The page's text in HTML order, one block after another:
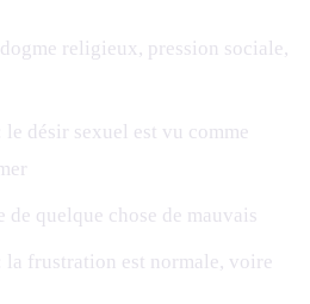
religieux, pression sociale,
: le désir sexuel est vu comme
de quelque chose de mauvais
: la frustration est normale, voire